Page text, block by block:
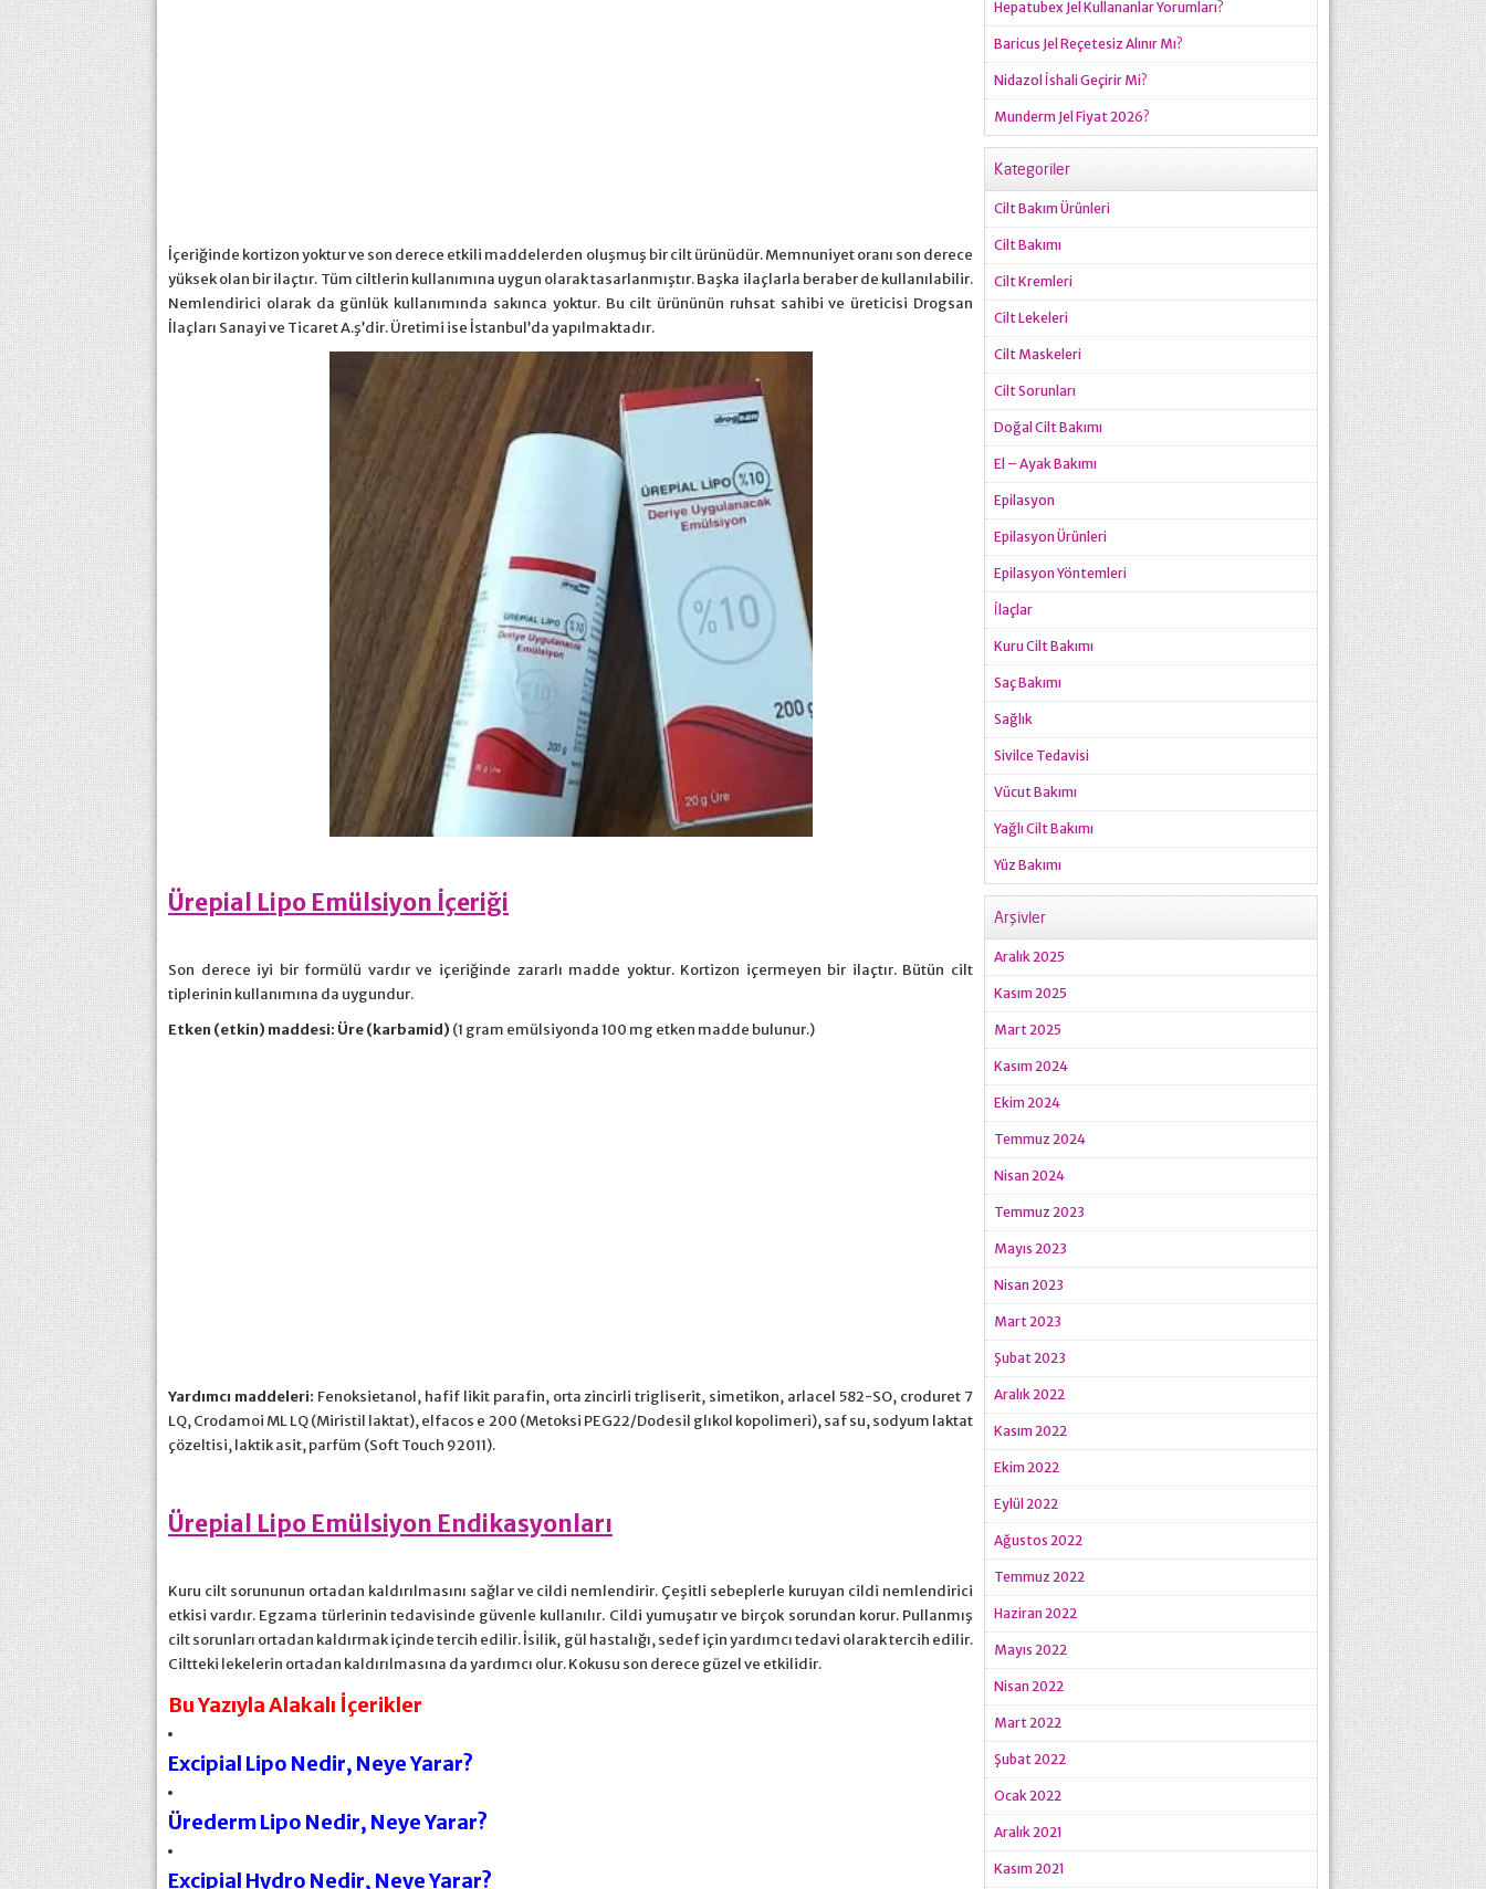
İçeriğinde kortizon yoktur ve son derece etkili maddelerden oluşmuş bir cilt ürünüdür. Memnuniyet oranı son derece
yüksek olan bir ilaçtır. Tüm ciltlerin kullanımına uygun olarak tasarlanmıştır. Başka ilaçlarla beraber de kullanılabilir.
Nemlendirici olarak da günlük kullanımında sakınca yoktur. Bu cilt ürününün ruhsat sahibi ve üreticisi Drogsan
İlaçları Sanayi ve Ticaret A.ş’dir. Üretimi ise İstanbul’da yapılmaktadır.
Ürepial Lipo Emülsiyon İçeriği
Son derece iyi bir formülü vardır ve içeriğinde zararlı madde yoktur. Kortizon içermeyen bir ilaçtır. Bütün cilt
tiplerinin kullanımına da uygundur.
Etken (etkin) maddesi: Üre (karbamid) (1 gram emülsiyonda 100 mg etken madde bulunur.)
Yardımcı maddeleri: Fenoksietanol, hafif likit parafin, orta zincirli trigliserit, simetikon, arlacel 582-SO, croduret 7
LQ, Crodamoi ML LQ (Miristil laktat), elfacos e 200 (Metoksi PEG22/Dodesil glıkol kopolimeri), saf su, sodyum laktat
çözeltisi, laktik asit, parfüm (Soft Touch 92011).
Ürepial Lipo Emülsiyon Endikasyonları
Kuru cilt sorununun ortadan kaldırılmasını sağlar ve cildi nemlendirir. Çeşitli sebeplerle kuruyan cildi nemlendirici
etkisi vardır. Egzama türlerinin tedavisinde güvenle kullanılır. Cildi yumuşatır ve birçok sorundan korur. Pullanmış
cilt sorunları ortadan kaldırmak içinde tercih edilir. İsilik, gül hastalığı, sedef için yardımcı tedavi olarak tercih edilir.
Ciltteki lekelerin ortadan kaldırılmasına da yardımcı olur. Kokusu son derece güzel ve etkilidir.
Bu Yazıyla Alakalı İçerikler
Excipial Lipo Nedir, Neye Yarar?
Ürederm Lipo Nedir, Neye Yarar?
Excipial Hydro Nedir, Neye Yarar?
Hepatubex Jel Kullananlar Yorumları?
Baricus Jel Reçetesiz Alınır Mı?
Nidazol İshali Geçirir Mi?
Munderm Jel Fiyat 2026?
Kategoriler
Cilt Bakım Ürünleri
Cilt Bakımı
Cilt Kremleri
Cilt Lekeleri
Cilt Maskeleri
Cilt Sorunları
Doğal Cilt Bakımı
El – Ayak Bakımı
Epilasyon
Epilasyon Ürünleri
Epilasyon Yöntemleri
İlaçlar
Kuru Cilt Bakımı
Saç Bakımı
Sağlık
Sivilce Tedavisi
Vücut Bakımı
Yağlı Cilt Bakımı
Yüz Bakımı
Arşivler
Aralık 2025
Kasım 2025
Mart 2025
Kasım 2024
Ekim 2024
Temmuz 2024
Nisan 2024
Temmuz 2023
Mayıs 2023
Nisan 2023
Mart 2023
Şubat 2023
Aralık 2022
Kasım 2022
Ekim 2022
Eylül 2022
Ağustos 2022
Temmuz 2022
Haziran 2022
Mayıs 2022
Nisan 2022
Mart 2022
Şubat 2022
Ocak 2022
Aralık 2021
Kasım 2021